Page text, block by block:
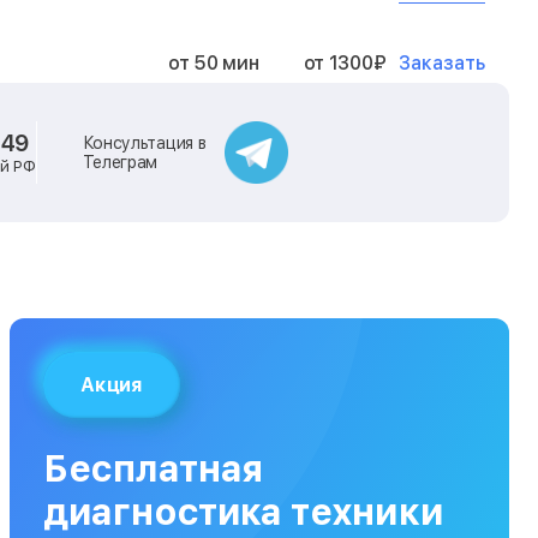
от 50 мин от 1300₽ Заказать
от 40 мин
от 40 мин
от 120 мин
РФ
Консультация в
Телеграм
Акция
Бесплатная
диагностика техники